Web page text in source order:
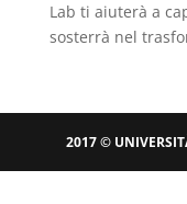
Lab ti aiuterà a
sosterrà nel
2017 ©